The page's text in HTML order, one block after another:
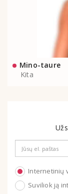
Mino-taure
Kita
Internetinių
Suviliok ją